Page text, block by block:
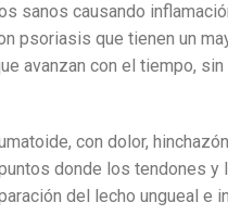
sanos causando
psoriasis que tienen un
avanzan con el tiempo,
con dolor,
donde los tendones
del lecho ungueal e